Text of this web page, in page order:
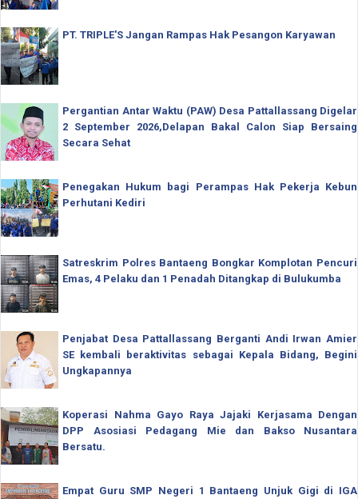
PT. TRIPLE'S Jangan Rampas Hak Pesangon Karyawan
Pergantian Antar Waktu (PAW) Desa Pattallassang Digelar
2 September 2026,Delapan Bakal Calon Siap Bersaing
Secara Sehat
Penegakan Hukum bagi Perampas Hak Pekerja Kebun
Perhutani Kediri
Satreskrim Polres Bantaeng Bongkar Komplotan Pencuri
Emas, 4 Pelaku dan 1 Penadah Ditangkap di Bulukumba
Penjabat Desa Pattallassang Berganti Andi Irwan Amier
SE kembali beraktivitas sebagai Kepala Bidang, Begini
Ungkapannya
Koperasi Nahma Gayo Raya Jajaki Kerjasama Dengan
DPP Asosiasi Pedagang Mie dan Bakso Nusantara
Bersatu.
Empat Guru SMP Negeri 1 Bantaeng Unjuk Gigi di IGA